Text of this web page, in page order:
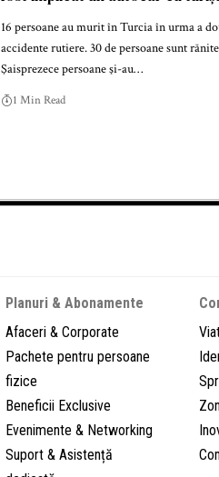
16 persoane au murit în Turcia în urma a
accidente rutiere. 30 de persoane sunt
Şaisprezece persoane şi-au…
1 Min Read
Planuri & Abonamente
Afaceri & Corporate
Pachete pentru persoane
fizice
Beneficii Exclusive
Evenimente & Networking
Suport & Asistență